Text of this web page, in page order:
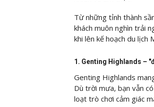
Từ những tỉnh thành
khách muôn nghìn trải
khi lên kế hoạch du lịch
1. Genting Highlands –
Genting Highlands
Dù trời mưa, bạn vẫn
loạt trò chơi cảm giác